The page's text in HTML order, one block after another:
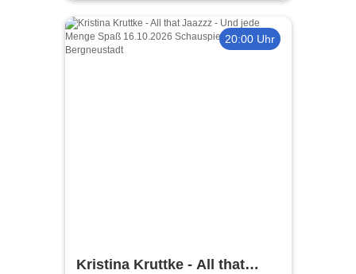
20:00 Uhr
Kristina Kruttke - All that